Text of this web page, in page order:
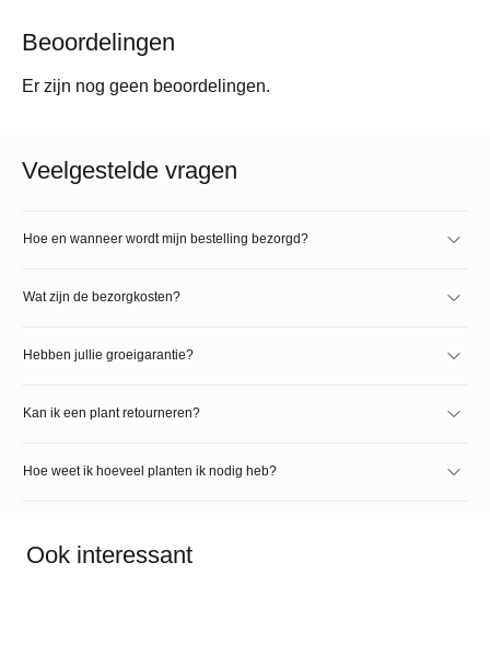
Beoordelingen
Er zijn nog geen beoordelingen.
Veelgestelde vragen
Hoe en wanneer wordt mijn bestelling bezorgd?
Wat zijn de bezorgkosten?
Hebben jullie groeigarantie?
Kan ik een plant retourneren?
Hoe weet ik hoeveel planten ik nodig heb?
Ook interessant